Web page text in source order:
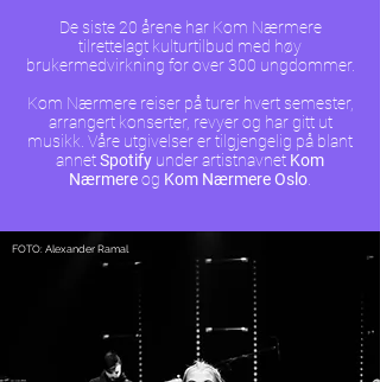
De siste 20 årene har Kom Nærmere
tilrettelagt kulturtilbud med høy
brukermedvirkning for over 300 ungdommer.
Kom Nærmere reiser på turer hvert semester,
arrangert konserter, revyer og har gitt ut
musikk. Våre utgivelser er tilgjengelig på blant
annetSpotify under artistnavnet Kom
Nærmereog Kom Nærmere Oslo
FOTO: Alexander Ramal